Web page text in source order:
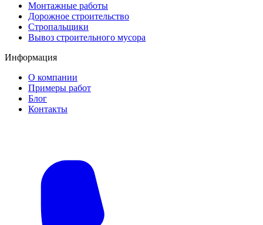
Монтажные работы
Дорожное строительство
Стропальщики
Вывоз строительного мусора
Информация
О компании
Примеры работ
Блог
Контакты